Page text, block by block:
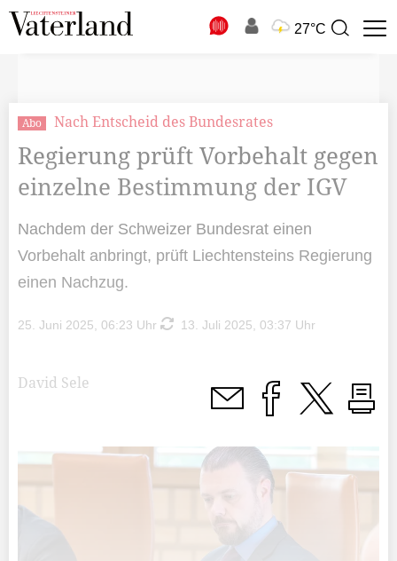
27°C
Suchbegriff
Abo Nach Entscheid des Bundesrates
Regierung prüft Vorbehalt gegen
einzelne Bestimmung der IGV
Nachdem der Schweizer Bundesrat einen
Vorbehalt anbringt, prüft Liechtensteins Regierung
einen Nachzug.
25. Juni 2025, 06:23 Uhr 13. Juli 2025, 03:37 Uhr
David Sele